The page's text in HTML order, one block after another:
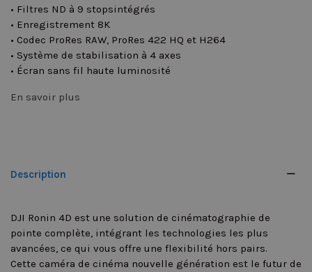
• Filtres ND à 9 stopsintégrés
• Enregistrement 8K
• Codec ProRes RAW, ProRes 422 HQ et H264
• Système de stabilisation à 4 axes
• Écran sans fil haute luminosité
En savoir plus
Description
DJI Ronin 4D est une solution de cinématographie de
pointe complète, intégrant les technologies les plus
avancées, ce qui vous offre une flexibilité hors pairs.
Cette caméra de cinéma nouvelle génération est le futur de